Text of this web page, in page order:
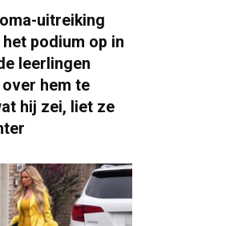
uitreiking
podium op in
leerlingen
hem te
hij zei, liet ze